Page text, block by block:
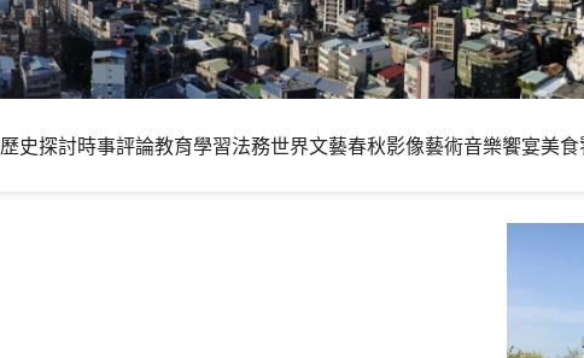
歷史探討時事評論教育學習法務世界文藝春秋影像藝術音樂饗宴美食